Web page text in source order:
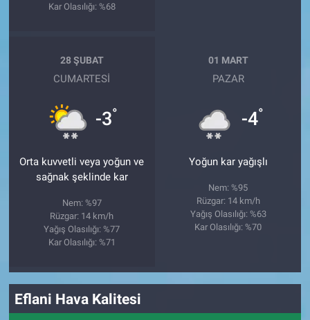
Kar Olasılığı: %68
28 ŞUBAT
CUMARTESI
-3°
Orta kuvvetli veya yoğun ve
sağnak şeklinde kar
Nem: %97
Rüzgar: 14 km/h
Yağış Olasılığı: %77
Kar Olasılığı: %71
01 MART
PAZAR
-4°
Yoğun kar yağışlı
Nem: %95
Rüzgar: 14 km/h
Yağış Olasılığı: %63
Kar Olasılığı: %70
Eflani Hava Kalitesi